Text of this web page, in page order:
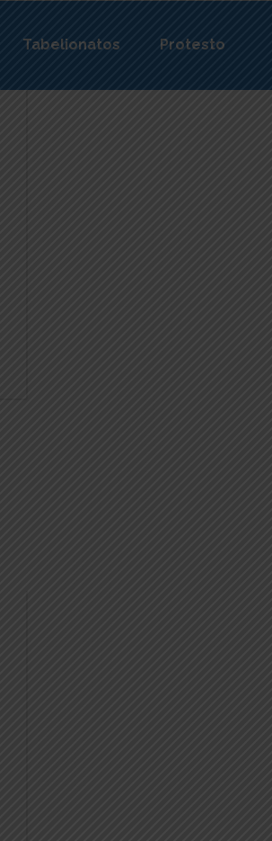
Tabelionatos Protesto